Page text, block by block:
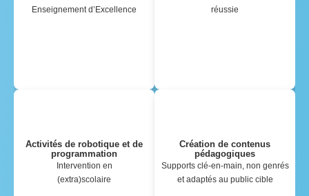
Enseignement d’Excellence
réussie
Activités de robotique et de
programmation
Intervention en
(extra)scolaire
Création de contenus
pédagogiques
Supports clé-en-main, non genrés
et adaptés au public cible